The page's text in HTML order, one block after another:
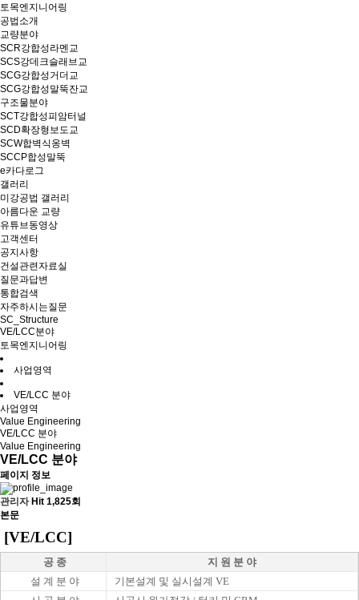
토목엔지니어링
공법소개
교량분야
SCR강합성라멘교
SCS강데크슬래브교
SCG강합성거더교
SCG강합성말뚝잔교
구조물분야
SCT강합성피암터널
SCD확장형보도교
SCW합벽식옹벽
SCCP합성말뚝
e카다로그
갤러리
미강공법 갤러리
아름다운 교량
유튜브동영상
고객센터
공지사항
건설관련자료실
질문과답변
통합검색
자주하시는질문
SC_Structure
VE/LCC분야
토목엔지니어링
사업영역
VE/LCC 분야
사업영역
Value Engineering
VE/LCC 분야
Value Engineering
VE/LCC 분야
페이지 정보
관리자 Hit 1,825회
본문
[VE/LCC]
공 종
지 원 분 야
설 계 분 야
기본설계 및 실시설계 VE